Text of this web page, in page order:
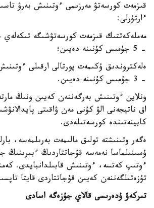
قىزمەت كورسەتۋ مەرزىمى ءوتىنىش بەرۋ
ءارتۇرلى:
مەملەكەتتىك قىزمەت كورسەتۋشىگە
- 5 جۇمىس كۇنىنە دەيىن؛
ەلەكتروندىق ۇكىمەت پورتالى ارقىلى
- 3 جۇمىس كۇنىنە دەيىن.
ونلاين ءوتىنىش بەرگەننەن كەيىن ونىڭ
اق ناتيجەنى الۋ كۇنى مەن ۋاقىتى
كابينەتىندە كورسەتىلەدى.
ەگەر وتىنىشتە تولىق مالىمەت بەرىلمەسە،
ۇسىنىلماسا نەمەسە قۇجاتتاردىڭ ءبىرىنىڭ
ءوتىپ كەتسە، ءوتىنىش قابىلدانبايدى.
تۇزەتىلگەننەن كەيىن قۇجاتتاردى قايتا
تىركەۋ ۇدەرىسى قالاي جۇزەگە اسادى